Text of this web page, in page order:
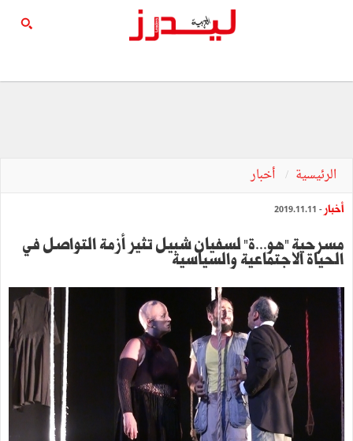
الرئيسية أخبار
أخبار - 2019.11.11
مسرحية "هو...ة" لسفيان شبيل تثير أزمة التواصل في
الحياة الاجتماعية والسياسية